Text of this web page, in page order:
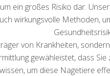
ein großes Risiko dar.
wirkungsvolle Methoden,
von Krankheiten,
gewähleistet, dass
um diese Nagetiere